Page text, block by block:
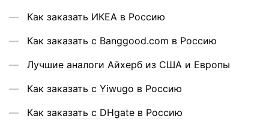
Как заказать ИКЕА в Россию
Как заказать с Banggood.com в Россию
Лучшие аналоги Айхерб из США и Европы
Как заказать с Yiwugo в Россию
Как заказать с DHgate в Россию